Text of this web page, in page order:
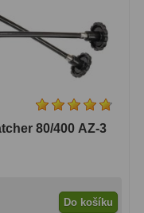
80/400 AZ-3
Do košíku